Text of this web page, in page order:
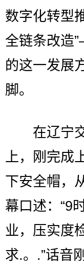
数字化转型
全链条改造
的这一发展
脚。
在辽宁交
上，刚完成
下安全帽，
幕口述：“9
业，压实度
求.。.”话音